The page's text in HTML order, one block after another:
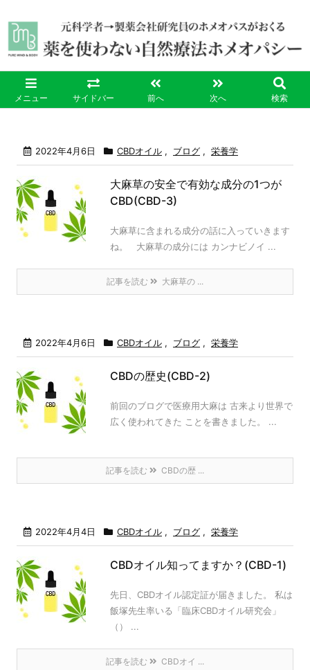
メニュー サイドバー 前へ 次へ 検索
2022年4月6日 CBDオイル , ブログ , 栄養学
大麻草の安全で有効な成分の1つが
CBD(CBD-3)
大麻草に含まれる成分の話に入っていきます
ね。 大麻草の成分には カンナビノイ ...
記事を読む 大麻草の ...
2022年4月6日 CBDオイル , ブログ , 栄養学
CBDの歴史(CBD-2)
前回のブログで医療用大麻は 古来より世界で
広く使われてきた ことを書きました。 ...
記事を読む CBDの歴 ...
2022年4月4日 CBDオイル , ブログ , 栄養学
CBDオイル知ってますか？(CBD-1)
先日、CBDオイル認定証が届きました。 私は
飯塚先生率いる「臨床CBDオイル研究会」
（） ...
記事を読む CBDオイ ...